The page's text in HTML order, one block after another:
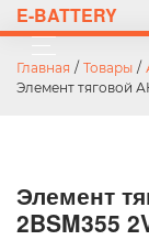
E-BATTERY
Главная / Товары /
Элемент тяговой
Элемент
2BSM355